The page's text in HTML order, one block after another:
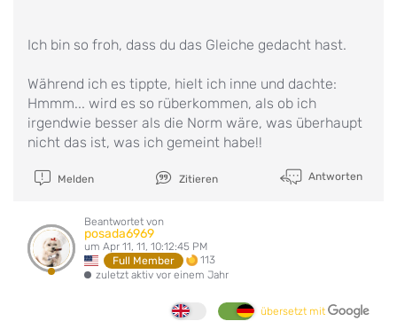
Ich bin so froh, dass du das Gleiche gedacht hast.
Während ich es tippte, hielt ich inne und dachte:
Hmmm... wird es so rüberkommen, als ob ich
irgendwie besser als die Norm wäre, was überhaupt
nicht das ist, was ich gemeint habe!!
Melden Zitieren Antworten
Beantwortet von
posada6969
um Apr 11, 11, 10:12:45 PM
Full Member
113
zuletzt aktiv vor einem Jahr
übersetzt mit